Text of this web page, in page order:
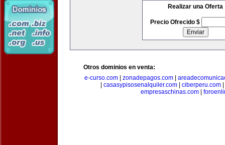
Realizar una Oferta
Precio Ofrecido $
Otros dominios en venta:
e-curso.com| zonadepagos.com|
casasypisosenalquiler.com ciberperu.com
empresaschinas.com|